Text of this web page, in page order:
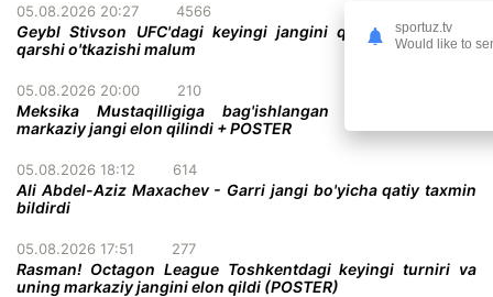
05.08.2026 20:27 4566
Geybl Stivson UFC'dagi keyingi jangini qachon va kimga
qarshi o'tkazishi malum
05.08.2026 20:00 210
Meksika Mustaqilligiga bag'ishlangan UFC turnirining
markaziy jangi elon qilindi + POSTER
05.08.2026 18:12 614
Ali Abdel-Aziz Maxachev - Garri jangi bo'yicha qatiy taxmin
bildirdi
05.08.2026 17:51 277
Rasman! Octagon League Toshkentdagi keyingi turniri va
uning markaziy jangini elon qildi (POSTER)
sportuz.tv
Would like to